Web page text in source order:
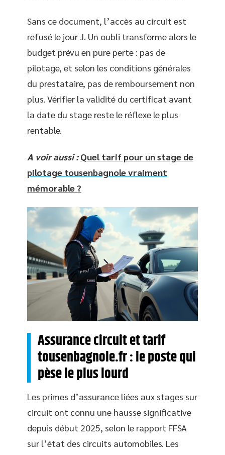
Sans ce document, l’accès au circuit est
refusé le jour J. Un oubli transforme alors le
budget prévu en pure perte : pas de
pilotage, et selon les conditions générales
du prestataire, pas de remboursement non
plus. Vérifier la validité du certificat avant
la date du stage reste le réflexe le plus
rentable.
A voir aussi : Quel tarif pour un stage de
pilotage tousenbagnole vraiment
mémorable ?
Assurance circuit et tarif
tousenbagnole.fr : le poste qui
pèse le plus lourd
Les primes d’assurance liées aux stages sur
circuit ont connu une hausse significative
depuis début 2025, selon le rapport FFSA
sur l’état des circuits automobiles. Les